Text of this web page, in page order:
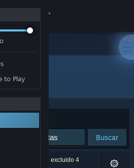
to Play
Buscar
Se han excluido 4